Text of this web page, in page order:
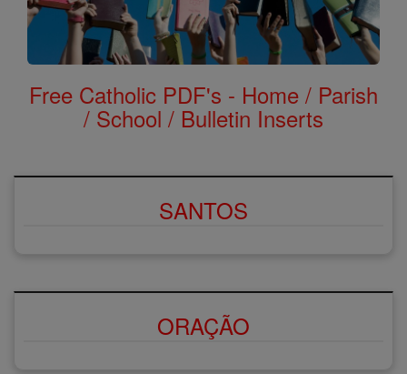
Free Catholic PDF's - Home / Parish
/ School / Bulletin Inserts
SANTOS
ORAÇÃO